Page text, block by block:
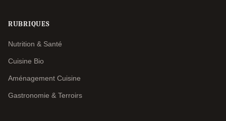
RUBRIQUES
Nutrition & Santé
Cuisine Bio
Aménagement Cuisine
Gastronomie & Terroirs